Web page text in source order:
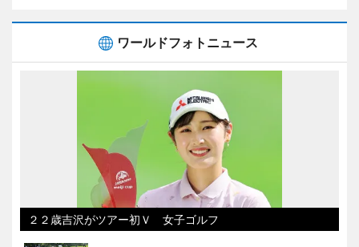
ワールドフォトニュース
２２歳吉沢がツアー初Ｖ 女子ゴルフ